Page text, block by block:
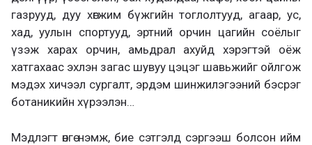
газрууд, дуу хөгжим бүжгийн тоглолтууд, агаар, ус,
хад, уулын спортууд, эртний орчин цагийн соёлыг
үзэж харах орчин, амьдрал ахуйд хэрэгтэй оёж
хатгахаас эхлэн загас шувуу цэцэг шавьжийг ойлгож
мэдэх хичээл сургалт, эрдэм шинжилэгээний бэсрэг
ботаникийн хүрээлэн…
Мэдлэгт өнгө нэмж, бие сэтгэлд сэргээш болсон ийм